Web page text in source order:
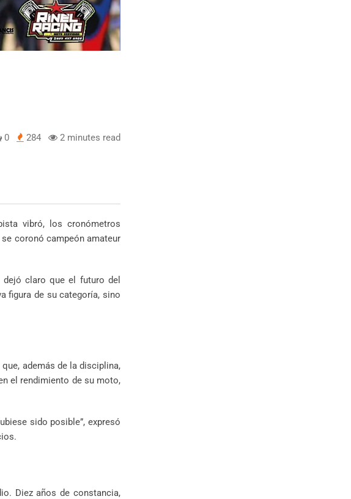
0 284 2 minutes read
vibró, los cronómetros
coronó campeón amateur
claro que el futuro del
figura de su categoría, sino
además de la disciplina,
el rendimiento de su moto,
sido posible”, expresó
Diez años de constancia,